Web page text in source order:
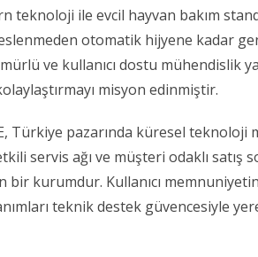
teknoloji ile evcil hayvan bakım
otomatik hijyene kadar
ve kullanıcı dostu mühendislik
misyon edinmiştir.
Türkiye pazarında küresel teknoloji
servis ağı ve müşteri odaklı satış
kurumdur. Kullanıcı
teknik destek güvencesiyle